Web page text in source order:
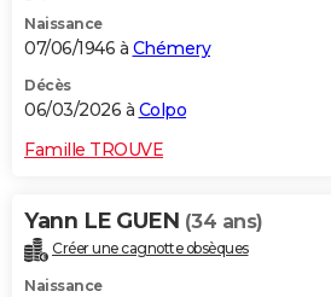
Naissance
07/06/1946 à Chémery
Décès
06/03/2026 à Colpo
Famille TROUVE
Yann LE GUEN (34 ans)
Créer une cagnotte obsèques
Naissance